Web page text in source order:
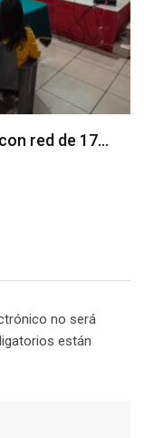
red de 17…
no será
están